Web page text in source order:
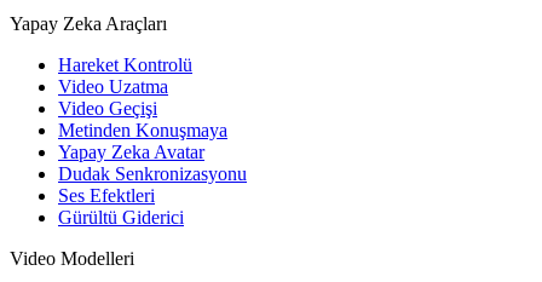
Yapay Zeka Araçları
Hareket Kontrolü
Video Uzatma
Video Geçişi
Metinden Konuşmaya
Yapay Zeka Avatar
Dudak Senkronizasyonu
Ses Efektleri
Gürültü Giderici
Video Modelleri